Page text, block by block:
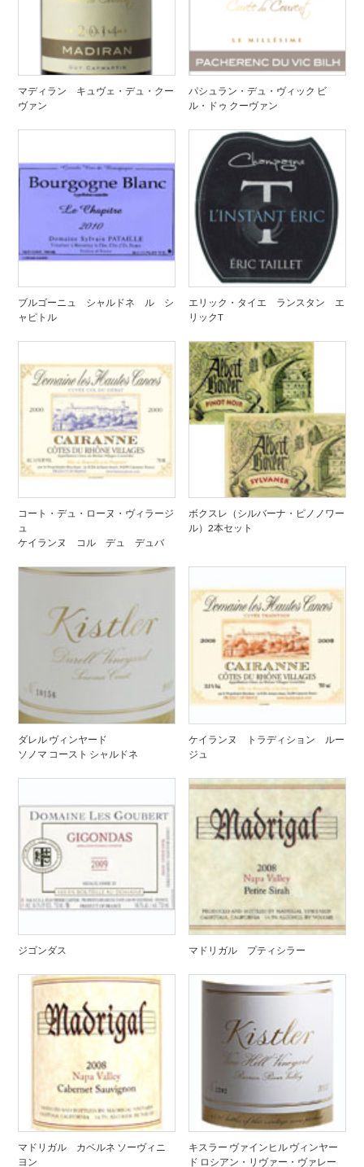
マディラン キュヴェ・デュ・クー
ヴァン
パシュラン・デュ・ヴィック ビ
ル・ドゥ クーヴァン
ブルゴーニュ シャルドネ ル シ
ャピトル
エリック・タイエ ランスタン エ
リックT
コート・デュ・ローヌ・ヴィラージ
ュ
ケイランヌ コル デュ デュバ
ボクスレ（シルバーナ・ピノノワー
ル）2本セット
ダレル ヴィンヤード
ソノマ コースト シャルドネ
ケイランヌ トラディション ルー
ジュ
ジゴンダス マドリガル プティシラー
マドリガル カベルネ ソーヴィニ
ヨン
キスラー ヴァインヒル ヴィンヤー
ド ロシアン・リヴァー・ヴァレー